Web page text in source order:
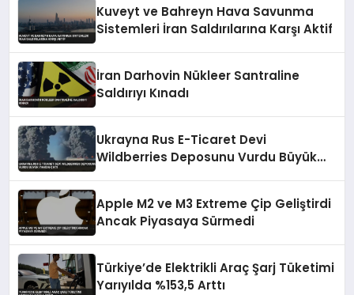
Kuveyt ve Bahreyn Hava Savunma
Sistemleri İran Saldırılarına Karşı Aktif
İran Darhovin Nükleer Santraline
Saldırıyı Kınadı
Ukrayna Rus E-Ticaret Devi
Wildberries Deposunu Vurdu Büyük
Apple M2 ve M3 Extreme Çip Geliştirdi
Ancak Piyasaya Sürmedi
Türkiye’de Elektrikli Araç Şarj Tüketimi
Yarıyılda %153,5 Arttı